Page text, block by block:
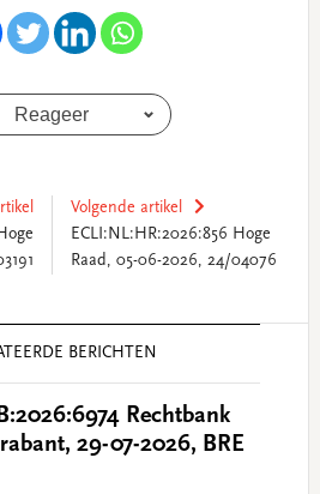
Reageer
Volgende artikel
ECLI:NL:HR:2026:856 Hoge
Raad, 05-06-2026, 24/04076
BERICHTEN
Rechtbank
29-07-2026, BRE